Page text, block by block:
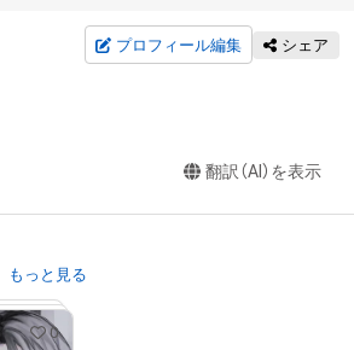
プロフィール編集 シェア
翻訳（AI）を表示
もっと見る
0